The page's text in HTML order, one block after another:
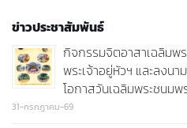
ข่าวประชาสัมพันธ์
กิจกรรมจิตอาสาเฉลิมพ
พระเจ้าอยู่หัวฯ และลงน
โอกาสวันเฉลิมพระชนม
31-กรกฎาคม-69